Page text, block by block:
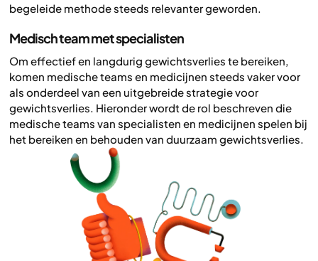
begeleide methode steeds relevanter geworden.
Medisch team met specialisten
Om effectief en langdurig gewichtsverlies te bereiken,
komen medische teams en medicijnen steeds vaker voor
als onderdeel van een uitgebreide strategie voor
gewichtsverlies. Hieronder wordt de rol beschreven die
medische teams van specialisten en medicijnen spelen bij
het bereiken en behouden van duurzaam gewichtsverlies.